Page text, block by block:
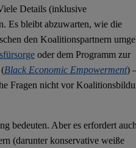
Details (inklusive
Es bleibt abzuwarten, wie die
den Koalitionspartnern
oder dem Programm zur
Black Economic Empowerment)
Fragen nicht vor
bedeuten. Aber es erfordert
(darunter konservative weiße